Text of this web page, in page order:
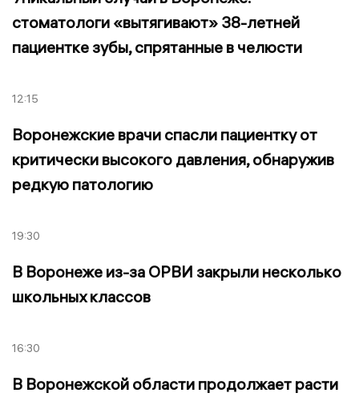
стоматологи «вытягивают» 38-летней
пациентке зубы, спрятанные в челюсти
12:15
Воронежские врачи спасли пациентку от
критически высокого давления, обнаружив
редкую патологию
19:30
В Воронеже из-за ОРВИ закрыли несколько
школьных классов
16:30
В Воронежской области продолжает расти